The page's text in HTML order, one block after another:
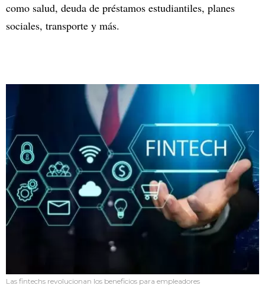
como salud, deuda de préstamos estudiantiles, planes
sociales, transporte y más.
Las fintechs revolucionan los beneficios para empleadores